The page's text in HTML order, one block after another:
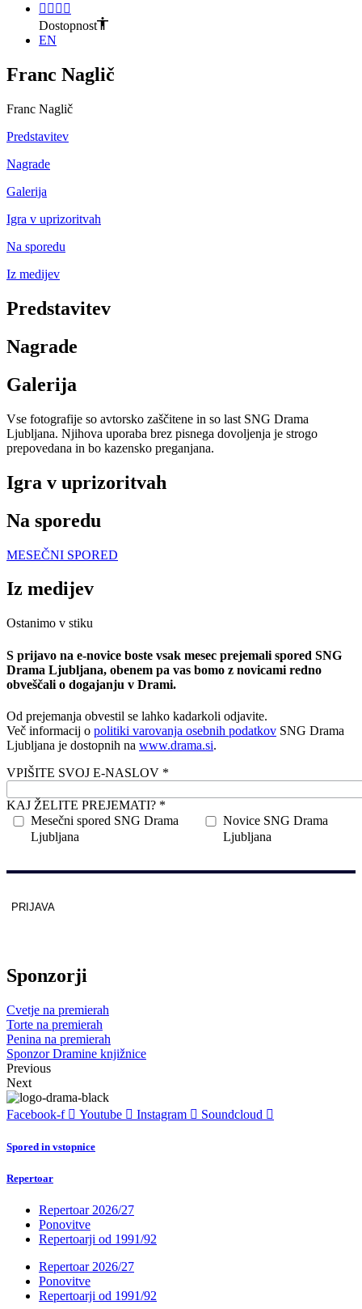
Dostopnost
EN
Franc Naglič
Franc Naglič
Predstavitev
Nagrade
Galerija
Igra v uprizoritvah
Na sporedu
Iz medijev
Predstavitev
Nagrade
Galerija
Vse fotografije so avtorsko zaščitene in so last SNG Drama
Ljubljana. Njihova uporaba brez pisnega dovoljenja je strogo
prepovedana in bo kazensko preganjana.
Igra v uprizoritvah
Na sporedu
MESEČNI SPORED
Iz medijev
Ostanimo v stiku
S prijavo na e-novice boste vsak mesec prejemali spored SNG
Drama Ljubljana, obenem pa vas bomo z novicami redno
obveščali o dogajanju v Drami.
Od prejemanja obvestil se lahko kadarkoli odjavite.
Več informacij o politiki varovanja osebnih podatkov SNG Drama
Ljubljana je dostopnih na www.drama.si.
VPIŠITE SVOJ E-NASLOV *
KAJ ŽELITE PREJEMATI? *
Mesečni spored SNG Drama
Ljubljana
Novice SNG Drama
Ljubljana
PRIJAVA
Sponzorji
Cvetje na premierah
Torte na premierah
Penina na premierah
Sponzor Dramine knjižnice
Previous
Next
Facebook-f Youtube Instagram Soundcloud
Spored in vstopnice
Repertoar
Repertoar 2026/27
Ponovitve
Repertoarji od 1991/92
Repertoar 2026/27
Ponovitve
Repertoarji od 1991/92